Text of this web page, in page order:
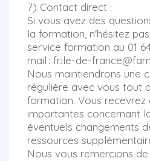
7) Contact direct :
Si vous avez des
la formation, n'hésitez
service formation au 01
mail : fr.ile-de-
Nous maintiendrons une
régulière avec vous tout
formation. Vous recevrez
importantes concernant
éventuels changements
ressources
Nous vous remercions